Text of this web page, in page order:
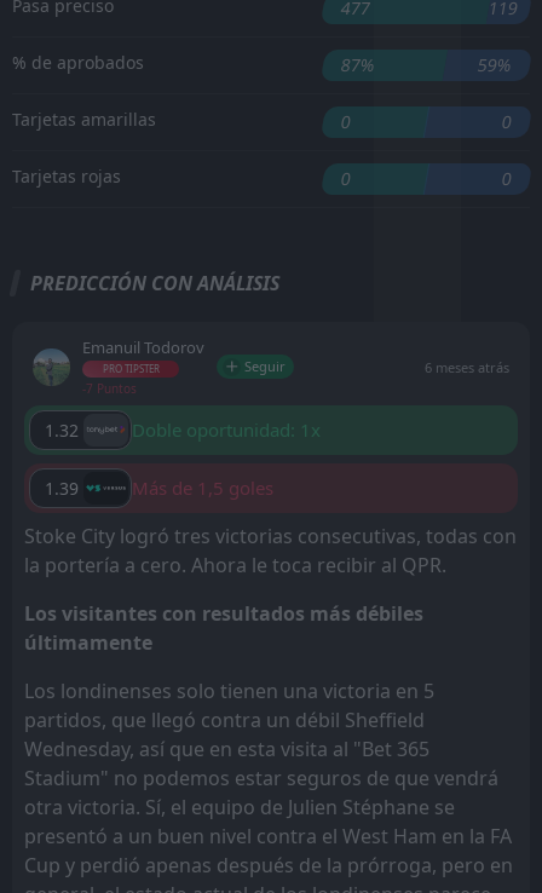
Pasa preciso 477 119
% de aprobados 87% 59%
Tarjetas amarillas 0 0
Tarjetas rojas 0 0
PREDICCIÓN CON ANÁLISIS
Emanuil Todorov
PRO TIPSTER
-7 Puntos
Seguir 6 meses atrás
1.32 Doble oportunidad: 1x
1.39 Más de 1,5 goles
Stoke City logró tres victorias consecutivas, todas con
la portería a cero. Ahora le toca recibir al QPR.
Los visitantes con resultados más débiles
últimamente
Los londinenses solo tienen una victoria en 5
partidos, que llegó contra un débil Sheffield
Wednesday, así que en esta visita al "Bet 365
Stadium" no podemos estar seguros de que vendrá
otra victoria. Sí, el equipo de Julien Stéphane se
presentó a un buen nivel contra el West Ham en la FA
Cup y perdió apenas después de la prórroga, pero en